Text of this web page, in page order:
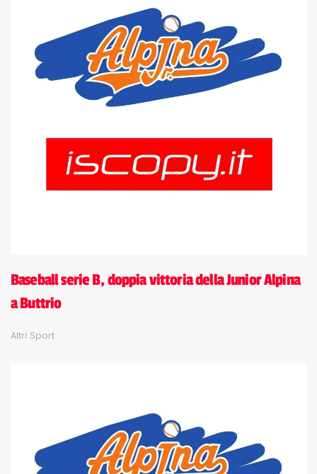
Baseball serie B, doppia vittoria della Junior Alpina
a Buttrio
Altri Sport